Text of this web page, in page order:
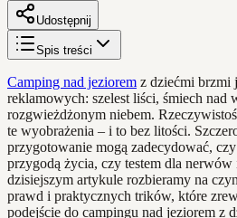
Udostępnij
Spis treści
Camping nad jeziorem z dziećmi brzmi
reklamowych: szelest liści, śmiech nad
rozgwieżdżonym niebem.
te wyobrażenia – i to bez litości.
przygotowanie mogą zadecydować,
przygodą życia, czy testem dla
dzisiejszym artykule rozbieramy na
prawd i praktycznych trików, które
podejście do campingu nad jeziorem z